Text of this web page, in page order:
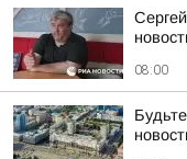
08:00